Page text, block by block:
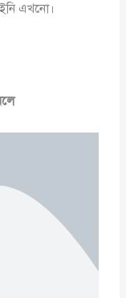
এখনো।